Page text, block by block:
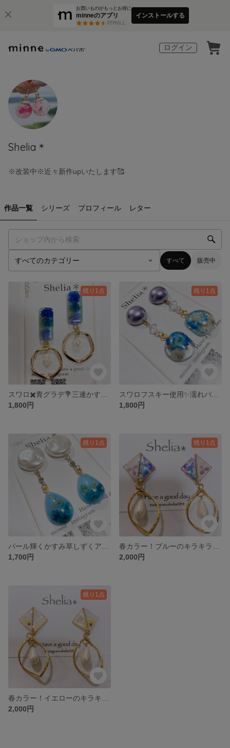
お買いものがもっとお得に
minneのアプリ
3万件以上
インストールする
ログイン
Shelia＊
※改装中※近々新作upいたします🥰
作品一覧 シリーズ プロフィール レター
すべて 販売中
残り1点
1,800円
残り1点
1,800円
残り1点
1,700円
残り1点
2,000円
残り1点
2,000円